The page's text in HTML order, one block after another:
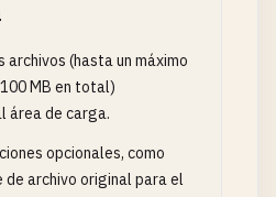
archivos (hasta un máximo
MB en total)
área de carga.
opcionales, como
de archivo original para el